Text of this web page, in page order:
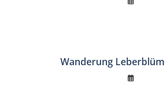
Wanderung